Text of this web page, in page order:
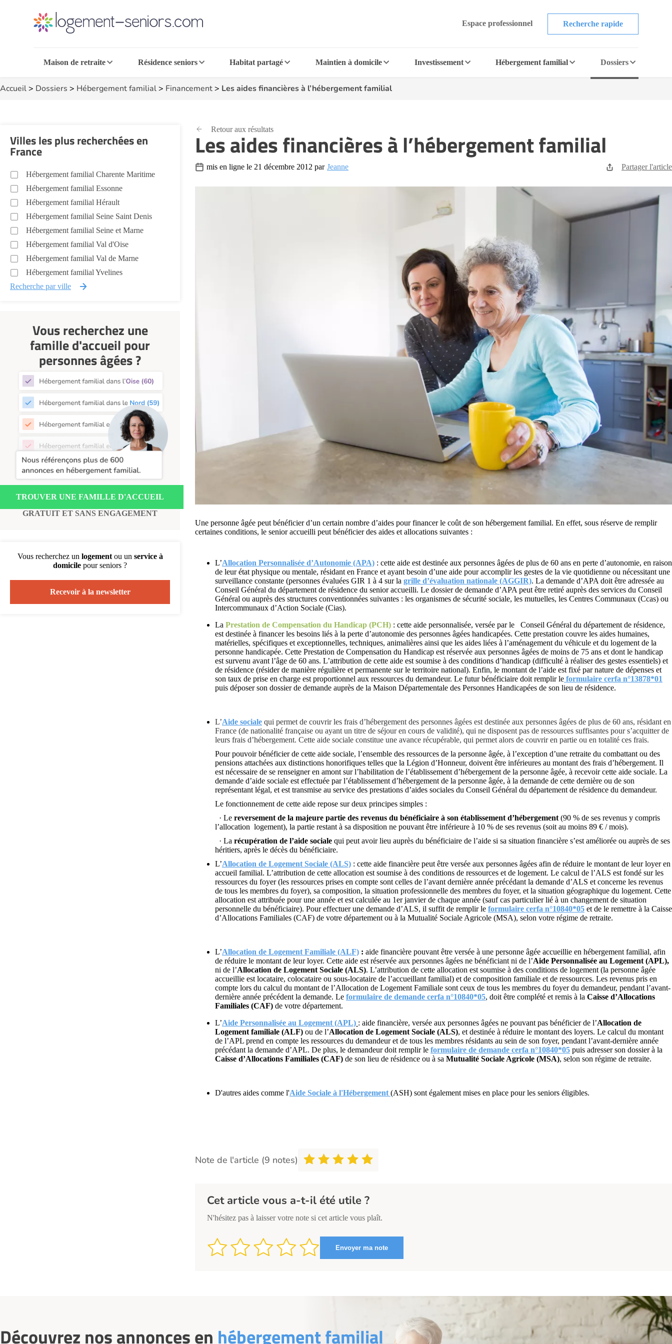
Espace professionnel Recherche rapide
Maison de retraite Résidence seniors Habitat partagé Maintien à domicile Investissement Hébergement familial Dossiers
Accueil> Dossiers > Hébergement familial> Financement> Les aides financières à l’hébergement familial
Villes les plus recherchées en
France
Hébergement familial Charente Maritime
Hébergement familial Essonne
Hébergement familial Hérault
Hébergement familial Seine Saint Denis
Hébergement familial Seine et Marne
Hébergement familial Val d'Oise
Hébergement familial Val de Marne
Hébergement familial Yvelines
Recherche par ville
Vous recherchez une
famille d'accueil pour
personnes âgées ?
TROUVER UNE FAMILLE D'ACCUEIL
GRATUIT ET SANS ENGAGEMENT
Vous recherchez un logementou un service à
domicile pour seniors ?
Recevoir à la newsletter
Retour aux résultats
Les aides financières à l’hébergement familial
mis en ligne le 21 décembre 2012 par Jeanne Partager l'article
Une personne âgée peut bénéficier d’un certain nombre d’aides pour financer le coût de son hébergement familial. En effet, sous réserve de remplir
certaines conditions, le senior accueilli peut bénéficier des aides et allocations suivantes :
L’Allocation Personnalisée d’Autonomie (APA) : cette aide est destinée aux personnes âgées de plus de 60 ans en perte d’autonomie, en raison
de leur état physique ou mentale, résidant en France et ayant besoin d’une aide pour accomplir les gestes de la vie quotidienne ou nécessitant une
surveillance constante (personnes évaluées GIR 1 à 4 sur la grille d’évaluation nationale (AGGIR). La demande d’APA doit être adressée au
Conseil Général du département de résidence du senior accueilli. Le dossier de demande d’APA peut être retiré auprès des services du Conseil
Général ou auprès des structures conventionnées suivantes : les organismes de sécurité sociale, les mutuelles, les Centres Communaux (Ccas) ou
Intercommunaux d’Action Sociale (Cias).
La Prestation de Compensation du Handicap (PCH) : cette aide personnalisée, versée par le Conseil Général du département de résidence,
est destinée à financer les besoins liés à la perte d’autonomie des personnes âgées handicapées. Cette prestation couvre les aides humaines,
matérielles, spécifiques et exceptionnelles, techniques, animalières ainsi que les aides liées à l’aménagement du véhicule et du logement de la
personne handicapée. Cette Prestation de Compensation du Handicap est réservée aux personnes âgées de moins de 75 ans et dont le handicap
est survenu avant l’âge de 60 ans. L’attribution de cette aide est soumise à des conditions d’handicap (difficulté à réaliser des gestes essentiels) et
de résidence (résider de manière régulière et permanente sur le territoire national). Enfin, le montant de l’aide est fixé par nature de dépenses et
son taux de prise en charge est proportionnel aux ressources du demandeur. Le futur bénéficiaire doit remplir le formulaire cerfa n°13878*01
puis déposer son dossier de demande auprès de la Maison Départementale des Personnes Handicapées de son lieu de résidence.
L’Aide sociale qui permet de couvrir les frais d’hébergement des personnes âgées est destinée aux personnes âgées de plus de 60 ans, résidant en
France (de nationalité française ou ayant un titre de séjour en cours de validité), qui ne disposent pas de ressources suffisantes pour s’acquitter de
leurs frais d’hébergement. Cette aide sociale constitue une avance récupérable, qui permet alors de couvrir en partie ou en totalité ces frais.
Pour pouvoir bénéficier de cette aide sociale, l’ensemble des ressources de la personne âgée, à l’exception d’une retraite du combattant ou des
pensions attachées aux distinctions honorifiques telles que la Légion d’Honneur, doivent être inférieures au montant des frais d’hébergement. Il
est nécessaire de se renseigner en amont sur l’habilitation de l’établissement d’hébergement de la personne âgée, à recevoir cette aide sociale. La
demande d’aide sociale est effectuée par l’établissement d’hébergement de la personne âgée, à la demande de cette dernière ou de son
représentant légal, et est transmise au service des prestations d’aides sociales du Conseil Général du département de résidence du demandeur.
Le fonctionnement de cette aide repose sur deux principes simples :
· Le reversement de la majeure partie des revenus du bénéficiaire à son établissement d’hébergement (90 % de ses revenus y compris
l’allocation logement), la partie restant à sa disposition ne pouvant être inférieure à 10 % de ses revenus (soit au moins 89 € / mois).
· La récupération de l’aide sociale qui peut avoir lieu auprès du bénéficiaire de l’aide si sa situation financière s’est améliorée ou auprès de ses
héritiers, après le décès du bénéficiaire.
L’Allocation de Logement Sociale (ALS) : cette aide financière peut être versée aux personnes âgées afin de réduire le montant de leur loyer en
accueil familial. L’attribution de cette allocation est soumise à des conditions de ressources et de logement. Le calcul de l’ALS est fondé sur les
ressources du foyer (les ressources prises en compte sont celles de l’avant dernière année précédant la demande d’ALS et concerne les revenus
de tous les membres du foyer), sa composition, la situation professionnelle des membres du foyer, et la situation géographique du logement. Cette
allocation est attribuée pour une année et est calculée au 1er janvier de chaque année (sauf cas particulier lié à un changement de situation
personnelle du bénéficiaire). Pour effectuer une demande d’ALS, il suffit de remplir le formulaire cerfa n°10840*05 et de le remettre à la Caisse
d’Allocations Familiales (CAF) de votre département ou à la Mutualité Sociale Agricole (MSA), selon votre régime de retraite.
L’Allocation de Logement Familiale (ALF) : aide financière pouvant être versée à une personne âgée accueillie en hébergement familial, afin
de réduire le montant de leur loyer. Cette aide est réservée aux personnes âgées ne bénéficiant ni de l’Aide Personnalisée au Logement (APL),
ni de l’Allocation de Logement Sociale (ALS). L’attribution de cette allocation est soumise à des conditions de logement (la personne âgée
accueillie est locataire, colocataire ou sous-locataire de l’accueillant familial) et de composition familiale et de ressources. Les revenus pris en
compte lors du calcul du montant de l’Allocation de Logement Familiale sont ceux de tous les membres du foyer du demandeur, pendant l’avant-
dernière année précédent la demande. Le formulaire de demande cerfa n°10840*05, doit être complété et remis à la Caisse d’Allocations
Familiales (CAF) de votre département.
L’Aide Personnalisée au Logement (APL) : aide financière, versée aux personnes âgées ne pouvant pas bénéficier de l’Allocation de
Logement familiale (ALF) ou de l’Allocation de Logement Sociale (ALS), et destinée à réduire le montant des loyers. Le calcul du montant
de l’APL prend en compte les ressources du demandeur et de tous les membres résidants au sein de son foyer, pendant l’avant-dernière année
précédant la demande d’APL. De plus, le demandeur doit remplir le formulaire de demande cerfa n°10840*05 puis adresser son dossier à la
Caisse d’Allocations Familiales (CAF) de son lieu de résidence ou à sa Mutualité Sociale Agricole (MSA), selon son régime de retraite.
D'autres aides comme l'Aide Sociale à l'Hébergement (ASH) sont également mises en place pour les seniors éligibles.
Note de l'article (9 notes)
Cet article vous a-t-il été utile ?
N'hésitez pas à laisser votre note si cet article vous plaît.
Découvrez nos annonces en hébergement familial